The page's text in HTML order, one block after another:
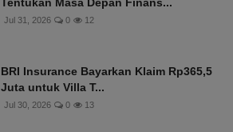
Jul 31, 2026 0 12
BRI Insurance Bayarkan Klaim Rp365,5
Juta untuk Villa T...
Jul 30, 2026 0 13